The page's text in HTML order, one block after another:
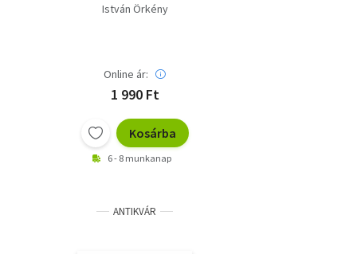
István Örkény
Online ár:
1 990 Ft
Kosárba
6 - 8 munkanap
ANTIKVÁR